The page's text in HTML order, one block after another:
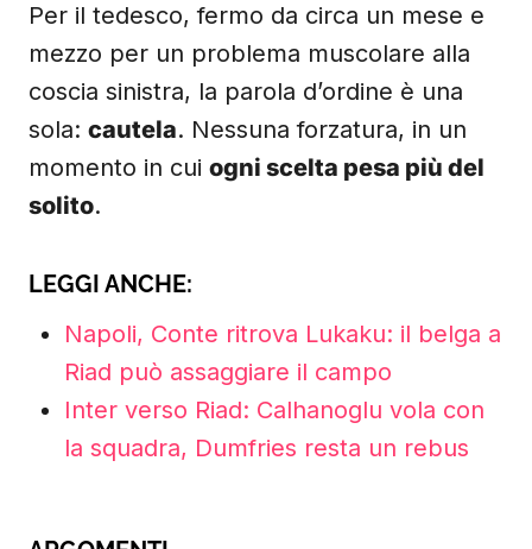
Per il tedesco, fermo da circa un mese e
mezzo per un problema muscolare alla
coscia sinistra, la parola d’ordine è una
sola: cautela. Nessuna forzatura, in un
momento in cui ogni scelta pesa più del
solito.
LEGGI ANCHE:
Napoli, Conte ritrova Lukaku: il belga a
Riad può assaggiare il campo
Inter verso Riad: Calhanoglu vola con
la squadra, Dumfries resta un rebus